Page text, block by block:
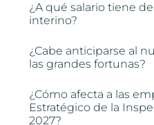
¿A qué salario tiene
interino?
¿Cabe anticiparse al
las grandes fortunas?
¿Cómo afecta a las
Estratégico de la
2027?